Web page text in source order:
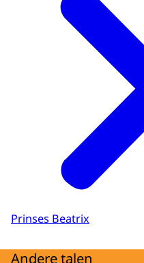
Prinses Beatrix
Andere talen